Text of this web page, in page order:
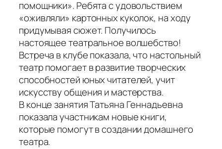
помощники». Ребята с удовольствием
«оживляли» картонных куколок, на ходу
придумывая сюжет. Получилось
настоящее театральное волшебство!
Встреча в клубе показала, что настольный
театр помогает в развитие творческих
способностей юных читателей, учит
искусству общения и мастерства.
В конце занятия Татьяна Геннадьевна
показала участникам новые книги,
которые помогут в создании домашнего
театра.